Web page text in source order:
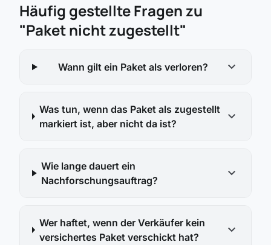
Häufig gestellte Fragen zu
"Paket nicht zugestellt"
Wann gilt ein Paket als verloren? expand_more
Was tun, wenn das Paket als zugestellt
markiert ist, aber nicht da ist?
expand_more
Wie lange dauert ein
Nachforschungsauftrag?
expand_more
Wer haftet, wenn der Verkäufer kein
versichertes Paket verschickt hat?
expand_more